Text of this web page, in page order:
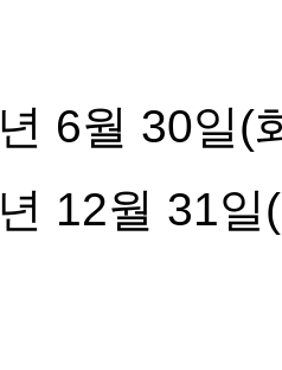
6월 30일(
12월 31일